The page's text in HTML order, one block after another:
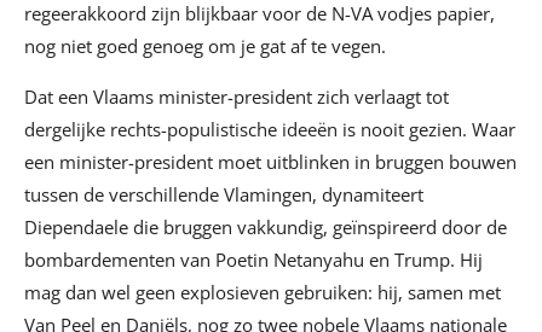
regeerakkoord zijn blijkbaar voor de N-VA vodjes papier,
nog niet goed genoeg om je gat af te vegen.
Dat een Vlaams minister-president zich verlaagt tot
dergelijke rechts-populistische ideeën is nooit gezien. Waar
een minister-president moet uitblinken in bruggen bouwen
tussen de verschillende Vlamingen, dynamiteert
Diependaele die bruggen vakkundig, geïnspireerd door de
bombardementen van Poetin Netanyahu en Trump. Hij
mag dan wel geen explosieven gebruiken: hij, samen met
Van Peel en Daniëls, nog zo twee nobele Vlaams nationale